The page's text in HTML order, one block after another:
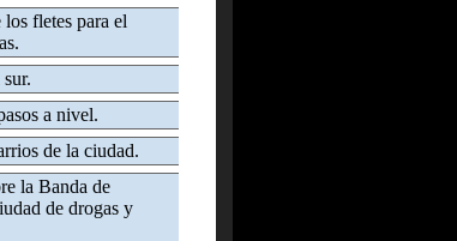
fletes para el
a nivel.
de la ciudad.
la Banda de
de drogas y